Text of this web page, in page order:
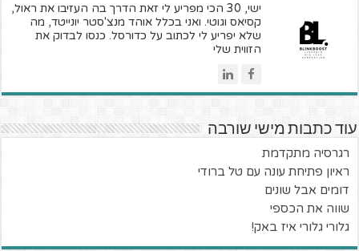
ישי, 30 הכי מפריע לי זאת הדרך בה העזיבו את ראול,
קסיאס וגוטי. ואני בכלל אוהד מנצ'סטר יונייטד, מה
שלא יפריע לי לכתוב על כדורסל. כנסו לבדוק את
הזווית שלי
עוד כתבות מישי שורבה
רגרסיה מתקדמת
ראיון פתיחת עונה עם טל ברודי
דומים אבל שונים
שווה את הכספי
גלורי גלורי איז באק!